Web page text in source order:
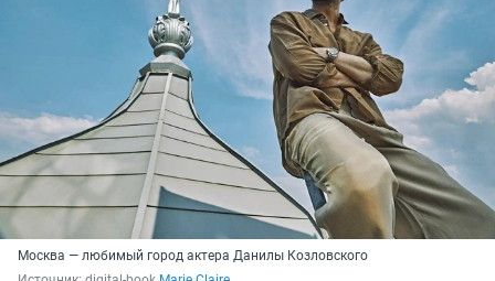
Москва — любимый город актера Данилы Козловского